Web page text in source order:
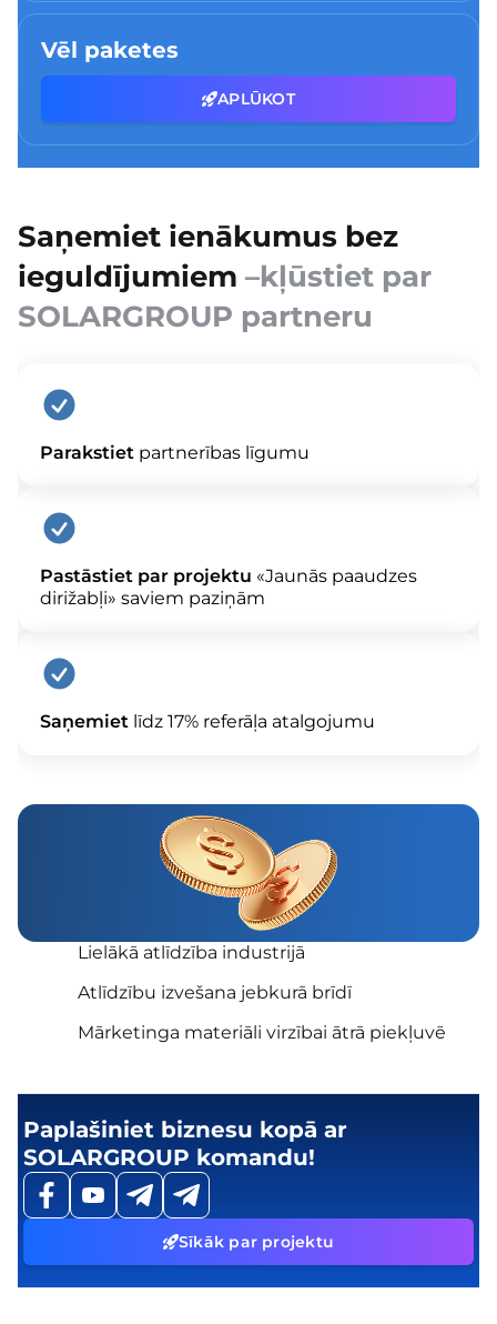
Vēl paketes
APLŪKOT
Saņemiet ienākumus bez
ieguldījumiem –kļūstiet par
SOLARGROUP partneru
Parakstiet partnerības līgumu
Pastāstiet par projektu «Jaunās paaudzes
dirižabļi» saviem paziņām
Saņemiet līdz 17% referāļa atalgojumu
Lielākā atlīdzība industrijā
Atlīdzību izvešana jebkurā brīdī
Mārketinga materiāli virzībai ātrā piekļuvē
Paplašiniet biznesu kopā ar
SOLARGROUP komandu!
Sīkāk par projektu